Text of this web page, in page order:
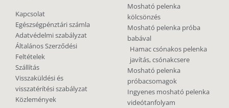
Kapcsolat
Egészségpénztári számla
Adatvédelmi szabályzat
Általános Szerződési
Feltételek
Szállítás
Visszaküldési és
visszatérítési szabályzat
Közlemények
Mosható pelenka
kölcsönzés
Mosható pelenka próba
babával
Hamac csónakos pelenka
javítás, csónakcsere
Mosható pelenka
próbacsomagok
Ingyenes mosható pelenka
videótanfolyam